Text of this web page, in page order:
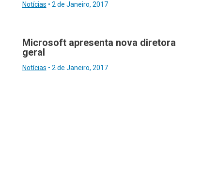
Notícias • 2 de Janeiro, 2017
Microsoft apresenta nova diretora
geral
Notícias • 2 de Janeiro, 2017